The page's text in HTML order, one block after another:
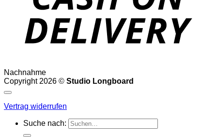
Nachnahme
Copyright 2026 © Studio Longboard
Vertrag widerrufen
Suche nach: